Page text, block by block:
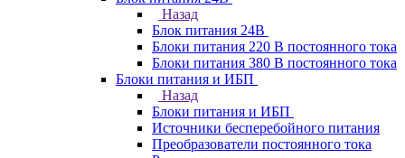
Назад
Блок питания 24В
Блоки питания 220 В постоянного тока
Блоки питания 380 В постоянного тока
Блоки питания и ИБП
Назад
Блоки питания и ИБП
Источники бесперебойного питания
Преобразователи постоянного тока